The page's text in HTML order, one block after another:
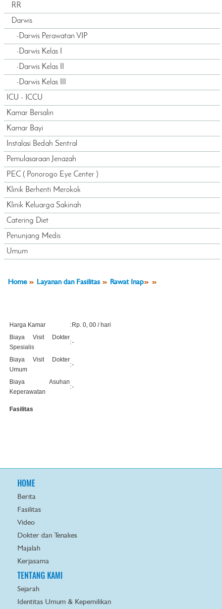
RR
Darwis
-Darwis Perawatan VIP
-Darwis Kelas I
-Darwis Kelas II
-Darwis Kelas III
ICU - ICCU
Kamar Bersalin
Kamar Bayi
Instalasi Bedah Sentral
Pemulasaraan Jenazah
PEC ( Ponorogo Eye Center )
Klinik Berhenti Merokok
Klinik Keluarga Sakinah
Catering Diet
Penunjang Medis
Umum
Home Layanan dan Fasilitas Rawat Inap
Harga Kamar : Rp. 0, 00 / hari
Biaya Visit Dokter
Spesialis
:-
Biaya Visit Dokter
Umum
:-
Biaya Asuhan
Keperawatan
:-
Fasilitas
HOME
Berita
Fasilitas
Video
Dokter dan Tenakes
Majalah
Kerjasama
TENTANG KAMI
Sejarah
Identitas Umum & Kepemilikan